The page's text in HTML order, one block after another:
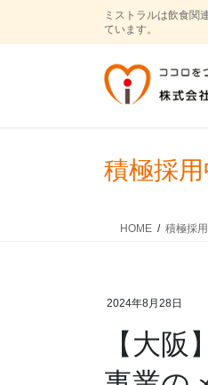
ミストラルは飲食関
ています。
積極採
HOME 積極採
2024年8月28日
【大